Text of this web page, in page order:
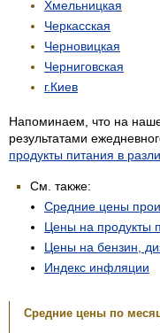
Хмельницкая
Черкасская
Черновицкая
Черниговская
г.Киев
Напоминаем, что на
результатами
продукты питания в
См. также:
Средние цены
Цены на продукты
Цены на бензин,
Индекс инфляции
Средние цены по